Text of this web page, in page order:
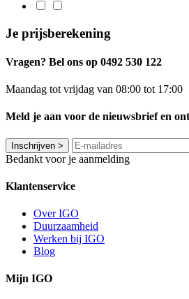
Je prijsberekening
Vragen? Bel ons op 0492 530 122
Maandag tot vrijdag van 08:00 tot 17:00
Meld je aan voor de nieuwsbrief en
Inschrijven >
Bedankt voor je aanmelding
Klantenservice
Over IGO
Duurzaamheid
Werken bij IGO
Blog
Mijn IGO